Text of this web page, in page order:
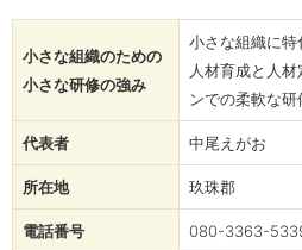
小さな組織のための
小さな研修の強み
小さな組織に
人材育成と人
ンでの柔軟な研
代表者 中尾えがお
所在地 玖珠郡
電話番号 080-3363-